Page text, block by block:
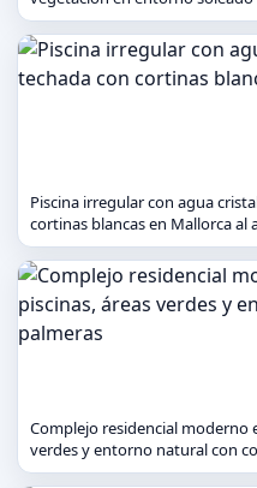
Piscina irregular con agua
cortinas blancas en Mallorca al
Complejo residencial moderno
verdes y entorno natural con